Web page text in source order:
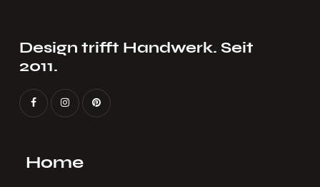
Design trifft Handwerk. Seit
2011.
Home